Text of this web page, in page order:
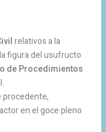
relativos a la
figura del usufructo
de Procedimientos
procedente,
en el goce pleno